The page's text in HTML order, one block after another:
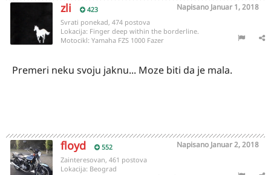
zli 423 Napisano Januar 1, 2018
Svrati ponekad, 474 postova
Lokacija: Finger deep within the borderline.
Motocikl: Yamaha FZS 1000 Fazer
Premeri neku svoju jaknu... Moze biti da je mala.
floyd 552 Napisano Januar 2, 2018
Zainteresovan, 461 postova
Lokacija: Beograd